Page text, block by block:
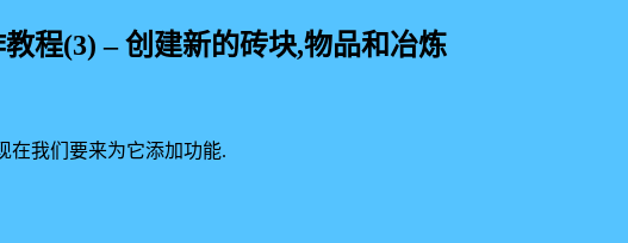
程(3) – 创建新的砖块,物品和冶炼
在我们要来为它添加功能.